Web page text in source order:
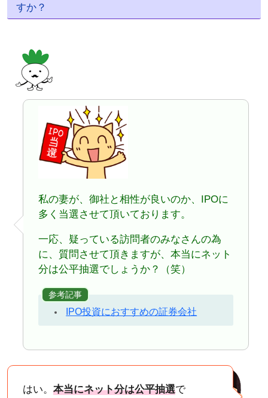
すか？
私の妻が、御社と相性が良いのか、IPOに
多く当選させて頂いております。
一応、疑っている訪問者のみなさんの為
に、質問させて頂きますが、本当にネット
分は公平抽選でしょうか？（笑）
参考記事
IPO投資におすすめの証券会社
はい。 本当にネット分は公平抽選で